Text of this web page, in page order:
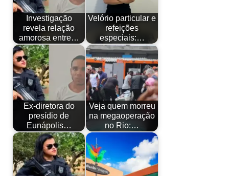
Investigação
revela relação
amorosa entre…
Velório particular e
refeições
especiais:…
Ex-diretora do
presídio de
Eunápolis…
Veja quem morreu
na megaoperação
no Rio:…